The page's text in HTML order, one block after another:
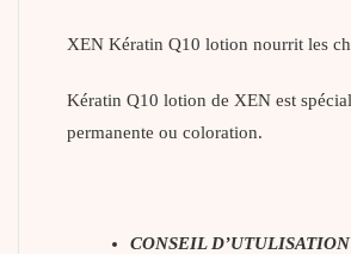
XEN Kératin Q10 lotion nourrit les
Kératin Q10 lotion de XEN est
permanente ou coloration.
CONSEIL